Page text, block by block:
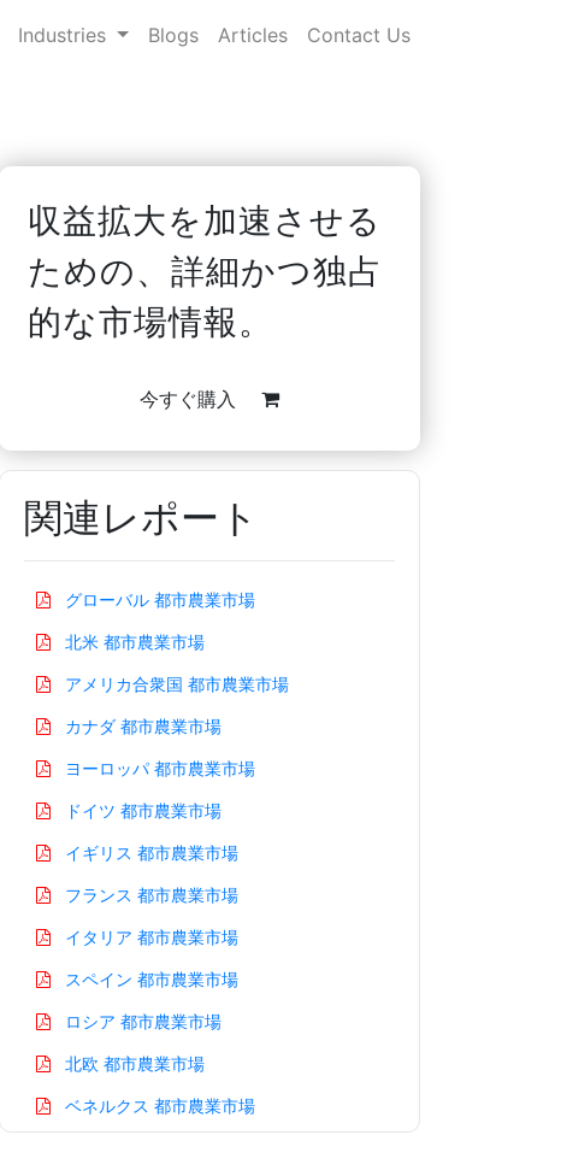
Industries Blogs Articles Contact Us
収益拡大を加速させる
ための、詳細かつ独占
的な市場情報。
今すぐ購入
関連レポート
グローバル 都市農業市場
北米 都市農業市場
アメリカ合衆国 都市農業市場
カナダ 都市農業市場
ヨーロッパ 都市農業市場
ドイツ 都市農業市場
イギリス 都市農業市場
フランス 都市農業市場
イタリア 都市農業市場
スペイン 都市農業市場
ロシア 都市農業市場
北欧 都市農業市場
ベネルクス 都市農業市場